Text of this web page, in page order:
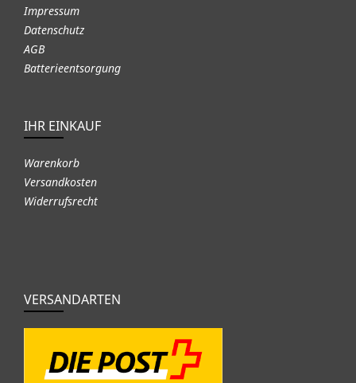
Impressum
Datenschutz
AGB
Batterieentsorgung
IHR EINKAUF
Warenkorb
Versandkosten
Widerrufsrecht
VERSANDARTEN